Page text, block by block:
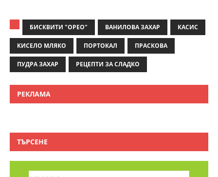
БИСКВИТИ "ОРЕО" ВАНИЛОВА ЗАХАР КАСИС
КИСЕЛО МЛЯКО ПОРТОКАЛ ПРАСКОВА
ПУДРА ЗАХАР РЕЦЕПТИ ЗА СЛАДКО
РЕКЛАМА
ТЪРСЕНЕ